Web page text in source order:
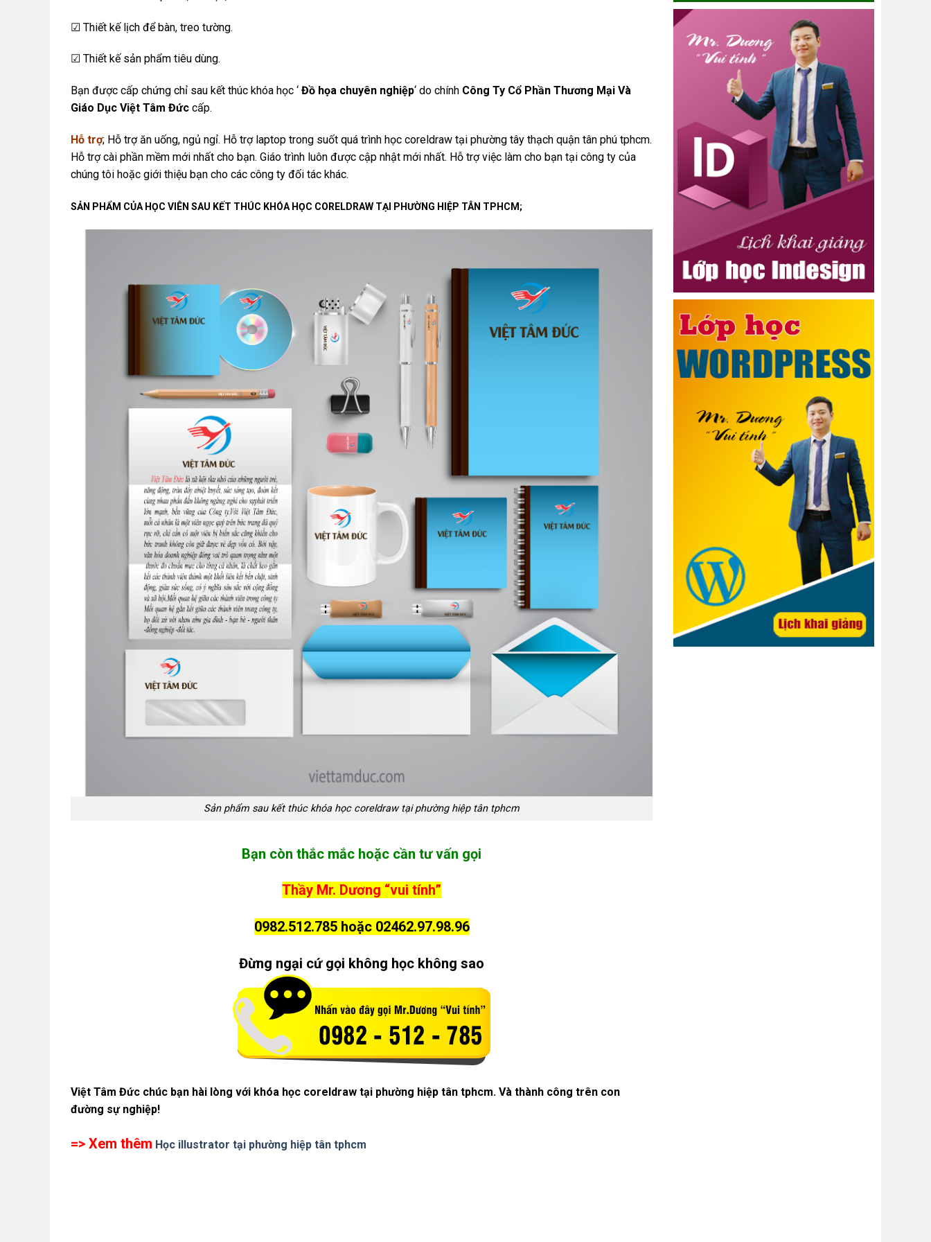
☑ Thiết kế lịch để bàn, treo tường.
☑ Thiết kế sản phẩm tiêu dùng.
Bạn được cấp chứng chỉ sau kết thúc khóa học ‘ Đồ họa chuyên nghiệp‘ do chính Công Ty Cổ Phần Thương Mại Và
Giáo Dục Việt Tâm Đức cấp.
Hỗ trợ; Hỗ trợ ăn uống, ngủ ngỉ. Hỗ trợ laptop trong suốt quá trình học coreldraw tại phường tây thạch quận tân phú tphcm.
Hỗ trợ cài phần mềm mới nhất cho bạn. Giáo trình luôn được cập nhật mới nhất. Hỗ trợ việc làm cho bạn tại công ty của
chúng tôi hoặc giới thiệu bạn cho các công ty đối tác khác.
SẢN PHẨM CỦA HỌC VIÊN SAU KẾT THÚC KHÓA HỌC CORELDRAW TẠI PHƯỜNG HIỆP TÂN TPHCM;
Sản phẩm sau kết thúc khóa học coreldraw tại phường hiệp tân tphcm
Bạn còn thắc mắc hoặc cần tư vấn gọi
Thầy Mr. Dương “vui tính”
0982.512.785 hoặc 02462.97.98.96
Đừng ngại cứ gọi không học không sao
Việt Tâm Đức chúc bạn hài lòng với khóa học coreldraw tại phường hiệp tân tphcm. Và thành công trên con
đường sự nghiệp!
=> Xem thêm Học illustrator tại phường hiệp tân tphcm